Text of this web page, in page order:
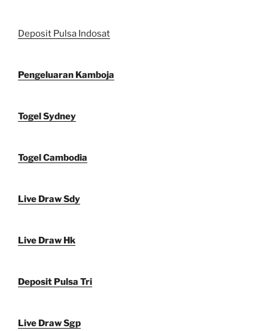
Deposit Pulsa Indosat
Pengeluaran Kamboja
Togel Sydney
Togel Cambodia
Live Draw Sdy
Live Draw Hk
Deposit Pulsa Tri
Live Draw Sgp